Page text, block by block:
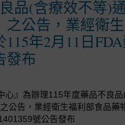
品(含療效不等)
之公告，業經衛
年2月11日
發布
心』為辦理115年度藥品不良品
公告，業經衛生福利部食品藥
號公告發布